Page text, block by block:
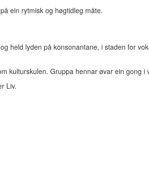
ein rytmisk og høgtidleg måte.
held lyden på konsonantane, i staden for
kulturskulen. Gruppa hennar øvar ein gong i
Liv.